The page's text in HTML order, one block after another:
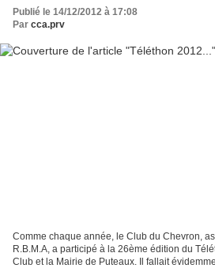
Publié le 14/12/2012 à 17:08
Par cca.prv
Comme chaque année, le Club du Chevron,
R.B.M.A, a participé à la 26ème édition du
Club et la Mairie de Puteaux. Il fallait